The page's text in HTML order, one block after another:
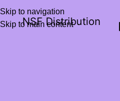
Skip to navigation
Skip to main content
NSF Distribution